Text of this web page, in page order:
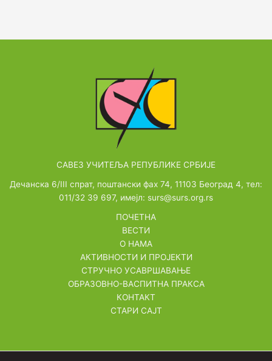
САВЕЗ УЧИТЕЉА РЕПУБЛИКЕ СРБИЈЕ
Дечанска 6/III спрат, поштански фах 74, 11103 Београд 4, тел:
011/32 39 697, имејл: surs@surs.org.rs
ПОЧЕТНА
ВЕСТИ
О НАМА
АКТИВНОСТИ И ПРОЈЕКТИ
СТРУЧНО УСАВРШАВАЊЕ
ОБРАЗОВНО-ВАСПИТНА ПРАКСА
КОНТАКТ
СТАРИ САЈТ